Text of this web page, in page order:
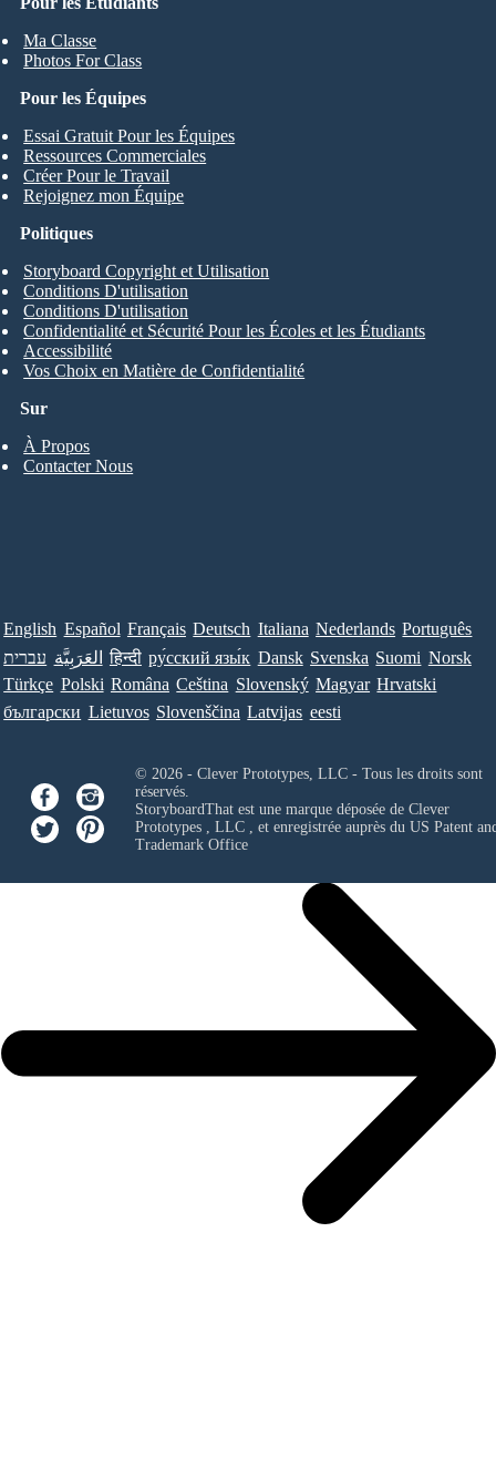
Ma Classe
Photos For Class
Pour les Équipes
Essai Gratuit Pour les Équipes
Ressources Commerciales
Créer Pour le Travail
Rejoignez mon Équipe
Sur
À Propos
Contacter Nous
Politiques
Storyboard Copyright et Utilisation
Conditions D'utilisation
Conditions D'utilisation
Confidentialité et Sécurité Pour les Écoles et les Étudiants
Accessibilité
Vos Choix en Matière de Confidentialité
English Español Français Deutsch Italiana Nederlands Português
עברית العَرَبِيَّة हिन्दी ру́сский язы́к Dansk Svenska Suomi Norsk
Türkçe Polski Româna Ceština Slovenský Magyar Hrvatski
български Lietuvos Slovenščina Latvijas eesti
© 2026 - Clever Prototypes, LLC - Tous les droits sont
réservés.
StoryboardThat est une marque déposée de Clever
Prototypes , LLC, et enregistrée auprès du US Patent
Trademark Office